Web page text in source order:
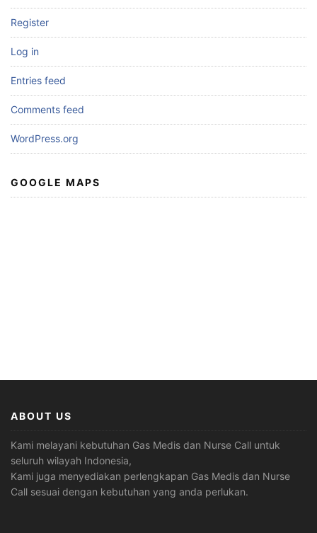
Register
Log in
Entries feed
Comments feed
WordPress.org
GOOGLE MAPS
ABOUT US
Kami melayani kebutuhan Gas Medis dan Nurse Call untuk
seluruh wilayah Indonesia,
Kami juga menyediakan perlengkapan Gas Medis dan Nurse
Call sesuai dengan kebutuhan yang anda perlukan.